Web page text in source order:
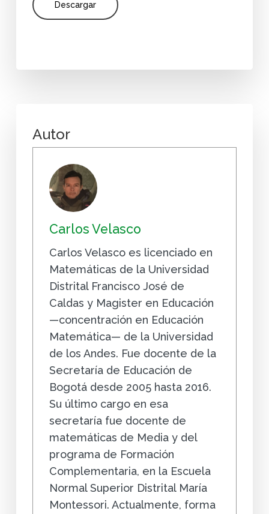
Descargar
Autor
Carlos Velasco
Carlos Velasco es licenciado en
Matemáticas de la Universidad
Distrital Francisco José de
Caldas y Magister en Educación
—concentración en Educación
Matemática— de la Universidad
de los Andes. Fue docente de la
Secretaría de Educación de
Bogotá desde 2005 hasta 2016.
Su último cargo en esa
secretaría fue docente de
matemáticas de Media y del
programa de Formación
Complementaria, en la Escuela
Normal Superior Distrital María
Montessori. Actualmente, forma